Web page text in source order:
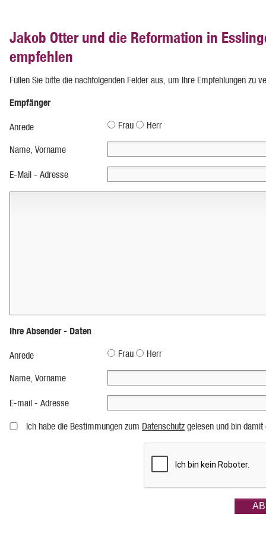
Jakob Otter und die Reformation in
empfehlen
Füllen Sie bitte die nachfolgenden Felder aus, um Ihre Empfehlungen zu
Empfänger
Anrede Frau Herr
Name, Vorname
E-Mail - Adresse
Ihre Absender - Daten
Anrede Frau Herr
Name, Vorname
E-mail - Adresse
Ich habe die Bestimmungen zum Datenschutz gelesen und bin